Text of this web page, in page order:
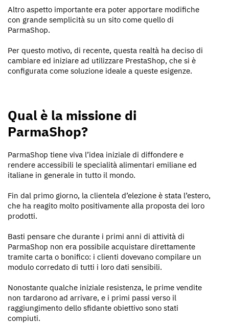
Altro aspetto importante era poter apportare modifiche
con grande semplicità su un sito come quello di
ParmaShop.
Per questo motivo, di recente, questa realtà ha deciso di
cambiare ed iniziare ad utilizzare PrestaShop, che si è
configurata come soluzione ideale a queste esigenze.
Qual è la missione di
ParmaShop?
ParmaShop tiene viva l’idea iniziale di diffondere e
rendere accessibili le specialità alimentari emiliane ed
italiane in generale in tutto il mondo.
Fin dal primo giorno, la clientela d’elezione è stata l’estero,
che ha reagito molto positivamente alla proposta dei loro
prodotti.
Basti pensare che durante i primi anni di attività di
ParmaShop non era possibile acquistare direttamente
tramite carta o bonifico: i clienti dovevano compilare un
modulo corredato di tutti i loro dati sensibili.
Nonostante qualche iniziale resistenza, le prime vendite
non tardarono ad arrivare, e i primi passi verso il
raggiungimento dello sfidante obiettivo sono stati
compiuti.